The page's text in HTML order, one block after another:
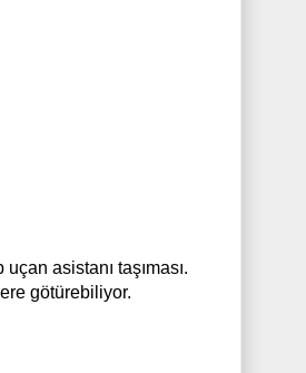
asistanı taşıması.
götürebiliyor.